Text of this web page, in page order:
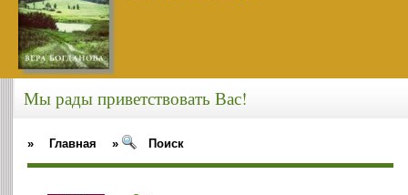
Мы рады приветствовать Вас!
» Главная » Поиск